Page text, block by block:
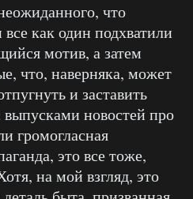
что
как один подхватили
мотив, а затем
что, наверняка, может
и заставить
выпусками новостей про
громогласная
это все тоже,
на мой взгляд, это